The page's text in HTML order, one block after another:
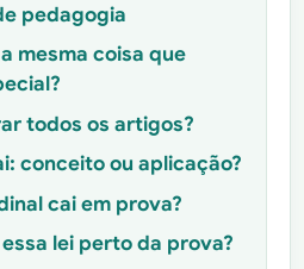
pedagogia
mesma coisa que
todos os artigos?
conceito ou aplicação?
cai em prova?
lei perto da prova?